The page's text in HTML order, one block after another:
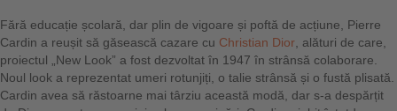
Fără educație școlară, dar plin de vigoare și poftă de acțiune, Pierre
Cardin a reușit să găsească cazare cu Christian Dior , alături de care,
proiectul „New Look” a fost dezvoltat în 1947 în strânsă colaborare.
Noul look a reprezentat umeri rotunjiți, o talie strânsă și o fustă plisată.
Cardin avea să răstoarne mai târziu această modă, dar s-a despărțit